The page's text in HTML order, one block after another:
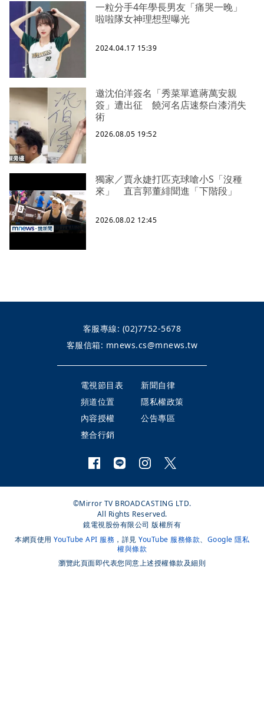
一粒分手4年學長男友「痛哭一晚」
啦啦隊女神理想型曝光
2024.04.17 15:39
邀沈伯洋簽名「秀菜單遮蔣萬安親
簽」遭出征 饒河名店速祭白漆消失
術
2026.08.05 19:52
獨家／賈永婕打匹克球嗆小S「沒種
來」 直言郭董緋聞進「下階段」
2026.08.02 12:45
客服專線: (02)7752-5678
客服信箱: mnews.cs@mnews.tw
電視節目表
新聞自律
頻道位置
隱私權政策
內容授權
公告專區
整合行銷
©Mirror TV BROADCASTING LTD.
All Rights Reserved.
鏡電視股份有限公司 版權所有
本網頁使用 YouTube API 服務 ，詳見 YouTube 服務條款、 Google 隱私
權與條款
瀏覽此頁面即代表您同意上述授權條款及細則